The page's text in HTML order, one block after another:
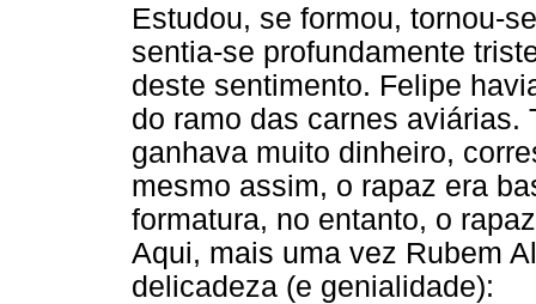
Estudou, se formou, tornou-
sentia-se profundamente
deste sentimento. Felipe
do ramo das carnes aviárias.
ganhava muito dinheiro,
mesmo assim, o rapaz era
formatura, no entanto, o
Aqui, mais uma vez Rubem
delicadeza (e genialidade):